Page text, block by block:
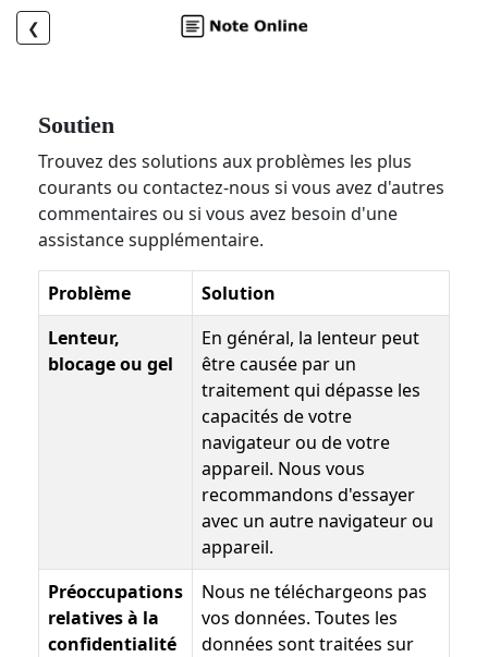
❮
Soutien
Trouvez des solutions aux problèmes les plus
courants ou contactez-nous si vous avez d'autres
commentaires ou si vous avez besoin d'une
assistance supplémentaire.
Problème
Solution
Lenteur,
blocage ou gel
En général, la lenteur peut
être causée par un
traitement qui dépasse les
capacités de votre
navigateur ou de votre
appareil. Nous vous
recommandons d'essayer
avec un autre navigateur ou
appareil.
Préoccupations
relatives à la
confidentialité
Nous ne téléchargeons pas
vos données. Toutes les
données sont traitées sur